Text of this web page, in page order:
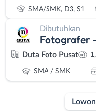
SMA/SMK, D3, S1
Dibutuhkan
Fotografer
Duta Foto Pusat
SMA / SMK